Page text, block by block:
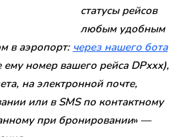
статусы рейсов
любым удобным
в аэропорт: через нашего бота
ему номер вашего рейса DPxxx),
на электронной почте,
или в SMS по контактному
при бронировании» —